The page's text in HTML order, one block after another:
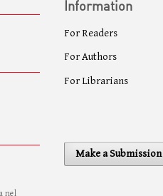
nel
Information
For Readers
For Authors
For Librarians
Make a Submission